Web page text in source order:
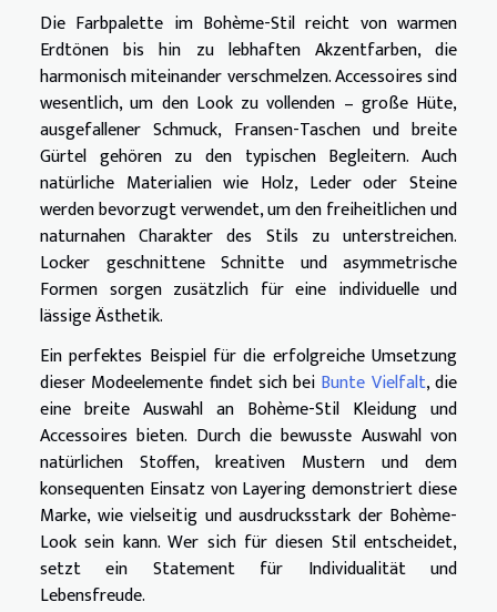
Die Farbpalette im Bohème-Stil reicht von warmen
Erdtönen bis hin zu lebhaften Akzentfarben, die
harmonisch miteinander verschmelzen. Accessoires sind
wesentlich, um den Look zu vollenden – große Hüte,
ausgefallener Schmuck, Fransen-Taschen und breite
Gürtel gehören zu den typischen Begleitern. Auch
natürliche Materialien wie Holz, Leder oder Steine
werden bevorzugt verwendet, um den freiheitlichen und
naturnahen Charakter des Stils zu unterstreichen.
Locker geschnittene Schnitte und asymmetrische
Formen sorgen zusätzlich für eine individuelle und
lässige Ästhetik.
Ein perfektes Beispiel für die erfolgreiche Umsetzung
dieser Modeelemente findet sich bei Bunte Vielfalt, die
eine breite Auswahl an Bohème-Stil Kleidung und
Accessoires bieten. Durch die bewusste Auswahl von
natürlichen Stoffen, kreativen Mustern und dem
konsequenten Einsatz von Layering demonstriert diese
Marke, wie vielseitig und ausdrucksstark der Bohème-
Look sein kann. Wer sich für diesen Stil entscheidet,
setzt ein Statement für Individualität und
Lebensfreude.